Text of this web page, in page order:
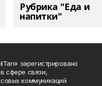
Рубрика "Еда и
напитки"
зарегистрировано
сфере связи,
коммуникаций